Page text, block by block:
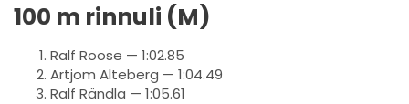
100 m rinnuli (M)
Ralf Roose — 1:02.85
Artjom Alteberg — 1:04.49
Ralf Rändla — 1:05.61